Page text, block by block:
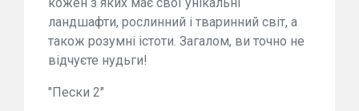
ландшафти, рослинний і тваринний світ, а
також розумні істоти. Загалом, ви точно не
відчуєте нудьги!
"Пески 2"